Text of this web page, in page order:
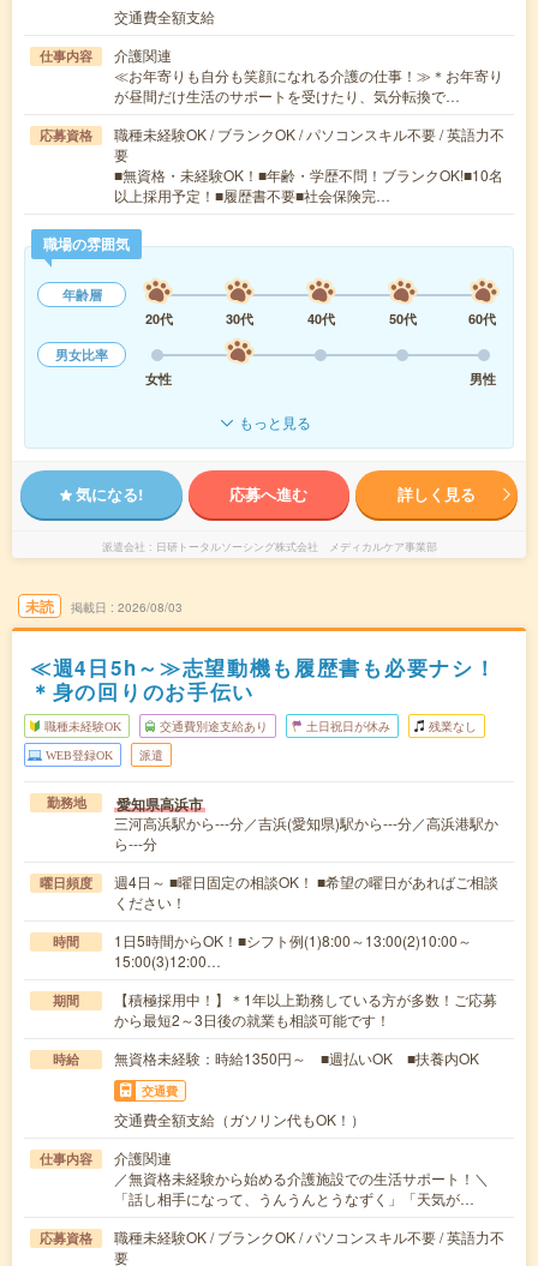
交通費全額支給
仕事内容
介護関連
≪お年寄りも自分も笑顔になれる介護の仕事！≫＊お年寄り
が昼間だけ生活のサポートを受けたり、気分転換で…
応募資格
職種未経験OK / ブランクOK / パソコンスキル不要 / 英語力不
要
■無資格・未経験OK！■年齢・学歴不問！ブランクOK!■10名
以上採用予定！■履歴書不要■社会保険完…
職場の雰囲気
年齢層
20代
30代 40代 50代
60代
男女比率
女性
男性
もっと見る
気になる! 応募へ進む 詳しく見る
派遣会社 日研トータルソーシング株式会社 メディカルケア事業部
未読 掲載日 2026/08/03
≪週4日5h～≫志望動機も履歴書も必要ナシ！
＊身の回りのお手伝い
職種未経験OK 交通費別途支給あり 土日祝日が休み 残業なし
WEB登録OK 派遣
勤務地 愛知県高浜市
三河高浜駅から---分／吉浜(愛知県)駅から---分／高浜港駅か
ら---分
曜日頻度
週4日～ ■曜日固定の相談OK！ ■希望の曜日があればご相談
ください！
時間
1日5時間からOK！■シフト例(1)8:00～13:00(2)10:00～
15:00(3)12:00…
期間
【積極採用中！】＊1年以上勤務している方が多数！ご応募
から最短2～3日後の就業も相談可能です！
時給 無資格未経験：時給1350円～ ■週払いOK ■扶養内OK
交通費
交通費全額支給（ガソリン代もOK！）
仕事内容
介護関連
／無資格未経験から始める介護施設での生活サポート！＼
「話し相手になって、うんうんとうなずく」「天気が…
応募資格
職種未経験OK / ブランクOK / パソコンスキル不要 / 英語力不
要